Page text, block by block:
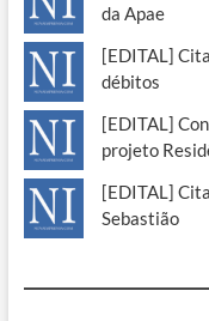
da Apae
[EDITAL]
débitos
[EDITAL]
projeto
[EDITAL]
Sebastião